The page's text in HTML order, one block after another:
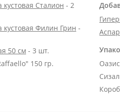
кустовая Сталион - 2
кустовая Филин Грин -
50 см - 3 шт.
150 гр.
Оазис